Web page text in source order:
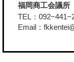
福岡商工会議
TEL：
Email：